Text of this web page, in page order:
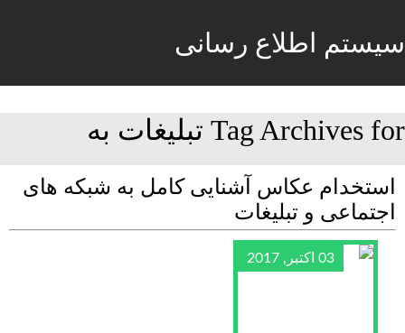
سیستم اطلاع رسانی
Tag Archives for تبلیغات به
استخدام عکاس آشنایی کامل به شبکه های
اجتماعی و تبلیغات
03 اکتبر, 2017